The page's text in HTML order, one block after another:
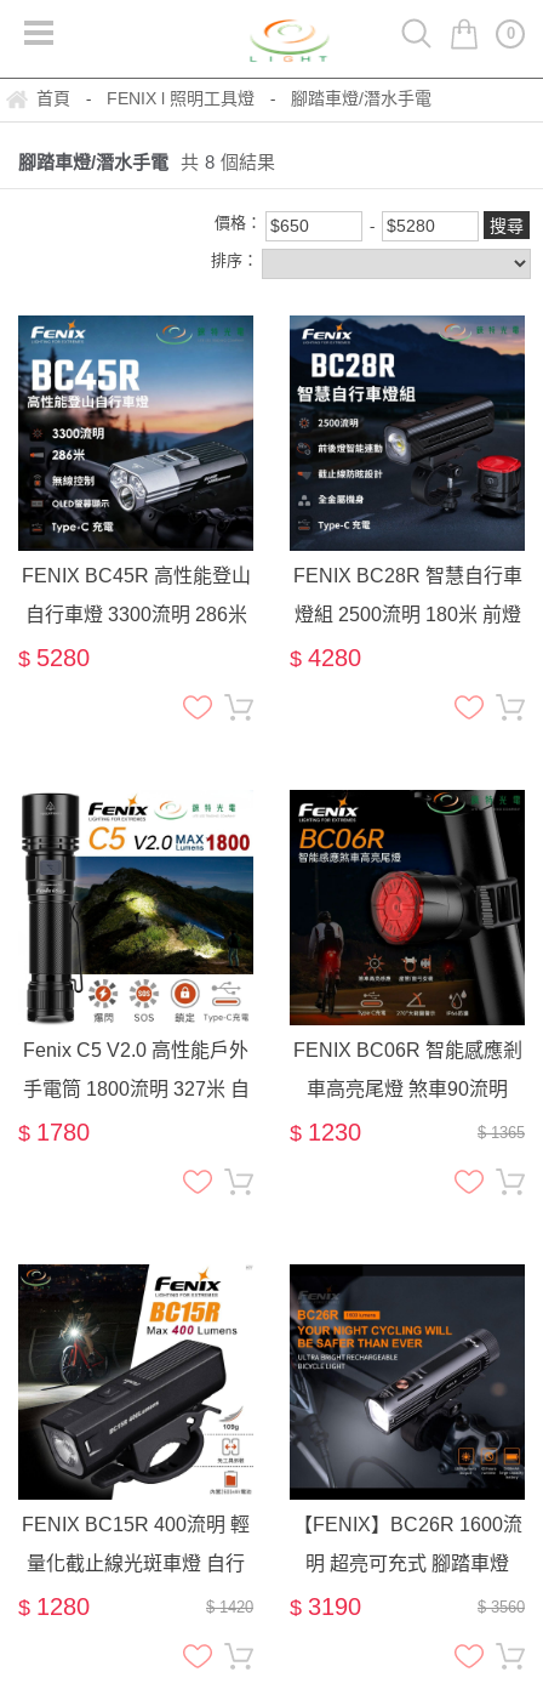
0
首頁 - FENIX l 照明工具燈 - 腳踏車燈/潛水手電
腳踏車燈/潛水手電 共 8 個結果
價格：
排序：
FENIX BC45R 高性能登山
自行車燈 3300流明 286米
OLED螢幕 含支架 墊片 快
拆式燈座 爆閃 59小時
$ 5280
FENIX BC28R 智慧自行車
燈組 2500流明 180米 前燈
尾燈 截止線 智慧聯控 52小
$ 4280
Fenix C5 V2.0 高性能戶外
手電筒 1800流明 327米 自
行車燈 工作燈 爆閃
$ 1780
FENIX BC06R 智能感應剎
車高亮尾燈 煞車90流明
100米 支援座弓與座管 快
$ 1365
$ 1230
FENIX BC15R 400流明 輕
量化截止線光斑車燈 自行
車燈 夜騎 輔助照明 快拆設
$ 1420
$ 1280
【FENIX】BC26R 1600流
明 超亮可充式 腳踏車燈
$ 3560
$ 3190